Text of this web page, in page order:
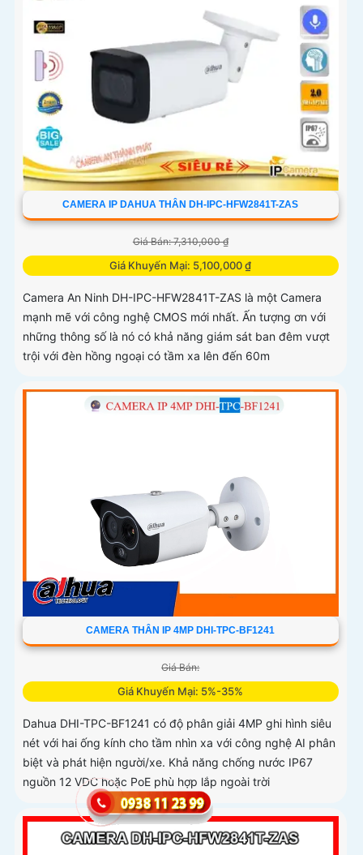
CAMERA IP DAHUA THÂN DH-IPC-HFW2841T-ZAS
Giá Bán: 7,310,000 ₫
Giá Khuyến Mại: 5,100,000 ₫
Camera An Ninh DH-IPC-HFW2841T-ZAS là một Camera
mạnh mẽ với công nghệ CMOS mới nhất. Ấn tượng ơn với
những thông số là nó có khả năng giám sát ban đêm vượt
trội với đèn hồng ngoại có tầm xa lên đến 60m
CAMERA THÂN IP 4MP DHI-TPC-BF1241
Giá Bán:
Giá Khuyến Mại: 5%-35%
Dahua DHI-TPC-BF1241 có độ phân giải 4MP ghi hình siêu
nét với hai ống kính cho tầm nhìn xa với công nghệ AI phân
biệt và phát hiện người/xe. Khả năng chống nước IP67
nguồn 12 VDC hoặc PoE phù hợp lắp ngoài trời